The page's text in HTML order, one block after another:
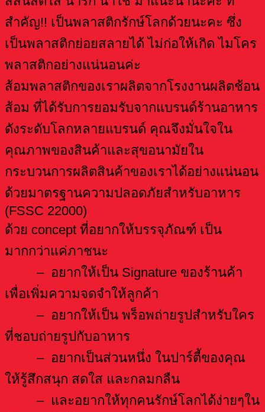
สำคัญ!! เป็นพลาสติกรักษ์โลกด้วยนะคะ ซึ่ง
เป็นพลาสติกย่อยสลายได้ ไม่ก่อให้เกิด ไมโคร
พลาสติกอย่างแน่นอนค่ะ
ส้อมพลาสติกของเราผลิตจากโรงงานผลิตช้อน
ส้อม ที่ได้รับการยอมรับจากแบรนด์ร้านอาหาร
ดังระดับโลกหลายแบรนด์ คุณจึงมั่นใจใน
คุณภาพของสินค้าและสุขอนามัยใน
กระบวนการผลิตสินค้าของเราได้อย่างแน่นอน
ด้วยมาตรฐานความปลอดภัยสำหรับอาหาร
(FSSC 22000)
ด้วย concept ที่อยากให้บรรจุภัณฑ์ เป็น
มากกว่าแค่ภาชนะ
– อยากให้เป็น Signature ของร้านค้า
เพื่อเพิ่มความจดจำให้ลูกค้า
– อยากให้เป็น พร็อพถ่ายรูปสำหรับใคร
ที่ชอบถ่ายรูปกับอาหาร
– อยากเป็นส่วนหนึ่ง ในปาร์ตี้ของคุณ
ให้รู้สึกสนุก สดใส และกลมกลืน
– และอยากให้ทุกคนรักษ์โลกได้ง่ายๆใน